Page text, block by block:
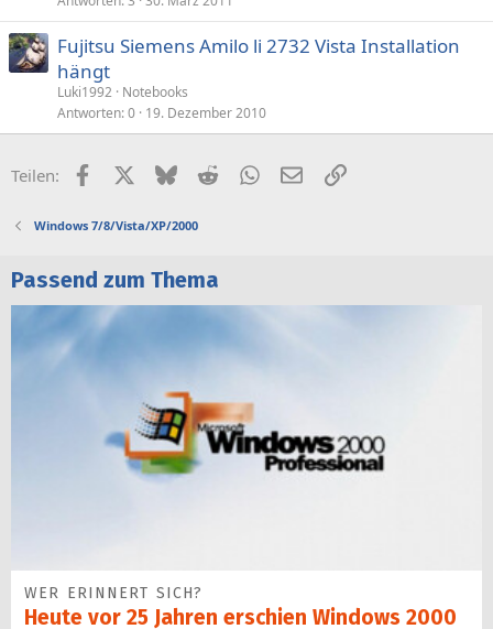
Fujitsu Siemens Amilo li 2732 Vista Installation
hängt
Luki1992 Notebooks
Antworten 0 19. Dezember 2010
Teilen: FacebookX (Twitter)
BlueskyRedditWhatsApp
E-MailLink
Windows 7/8/Vista/XP/2000
Passend zum Thema
WER ERINNERT SICH?
Heute vor 25 Jahren erschien Windows 2000